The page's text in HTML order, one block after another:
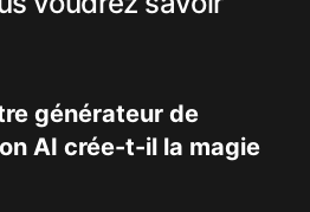
générateur de
AI crée-t-il la magie